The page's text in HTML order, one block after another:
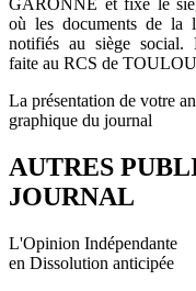
où les documents de la
notifiés au siège social.
faite au RCS de
La présentation de votre
graphique du journal
AUTRES
JOURNAL
L'Opinion Indépendante
en Dissolution anticipée